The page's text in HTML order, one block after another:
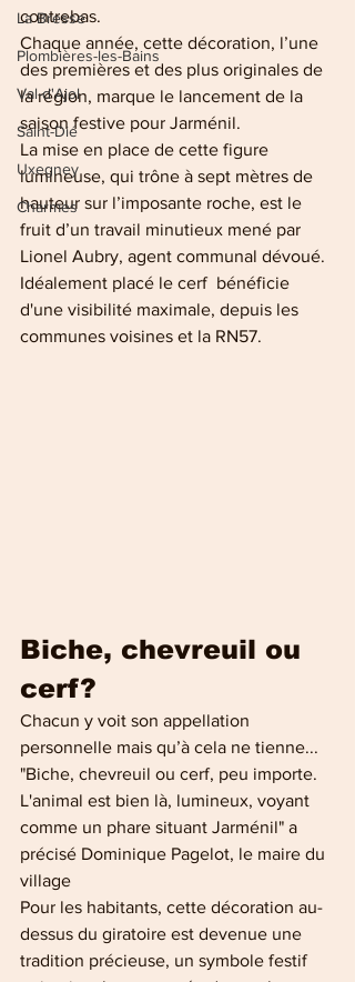
La Bresse
Plombières-les-Bains
Val-d'Ajol
Saint-Dié
Uxegney
Charmes
contrebas.
Chaque année, cette décoration, l’une
des premières et des plus originales de
la région, marque le lancement de la
saison festive pour Jarménil.
La mise en place de cette figure
lumineuse, qui trône à sept mètres de
hauteur sur l’imposante roche, est le
fruit d’un travail minutieux mené par
Lionel Aubry, agent communal dévoué.
Idéalement placé le cerf  bénéficie
d'une visibilité maximale, depuis les
communes voisines et la RN57.
Biche, chevreuil ou
cerf?
Chacun y voit son appellation
personnelle mais qu’à cela ne tienne...
"Biche, chevreuil ou cerf, peu importe.
L'animal est bien là, lumineux, voyant
comme un phare situant Jarménil" a
précisé Dominique Pagelot, le maire du
village
Pour les habitants, cette décoration au-
dessus du giratoire est devenue une
tradition précieuse, un symbole festif